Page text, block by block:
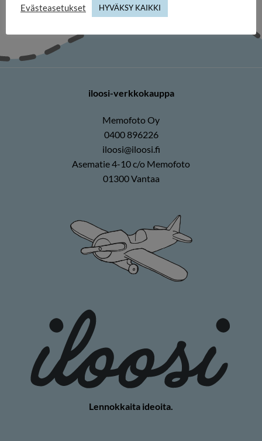
iloosi-verkkokauppa
Memofoto Oy
0400 896226
iloosi@iloosi.fi
Asematie 4-10 c/o Memofoto
01300 Vantaa
Lennokkaita ideoita.
Evästeasetukset HYVÄKSY KAIKKI